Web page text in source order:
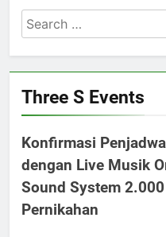
Search
for:
Three S Events
Konfirmasi
dengan Live Musik
Sound System
Pernikahan